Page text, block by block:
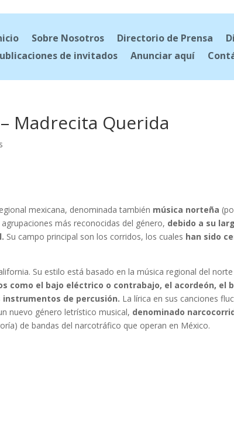
Sobre Nosotros Directorio de Prensa
de invitados
Anunciar aquí
Madrecita Querida
mexicana, denominada también música norteña
más reconocidas del género, debido a su
Su campo principal son los corridos, los cuales han sido
Su estilo está basado en la música regional del
como el bajo eléctrico o contrabajo, el acordeón, el
de percusión. La lírica en sus canciones
nuevo género letrístico musical, denominado
de bandas del narcotráfico que operan en México.